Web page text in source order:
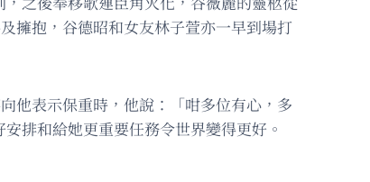
擁抱，谷德昭和女友林子萱亦一早到場打
他表示保重時，他說：「咁多位有心，多
排和給她更重要任務令世界變得更好。